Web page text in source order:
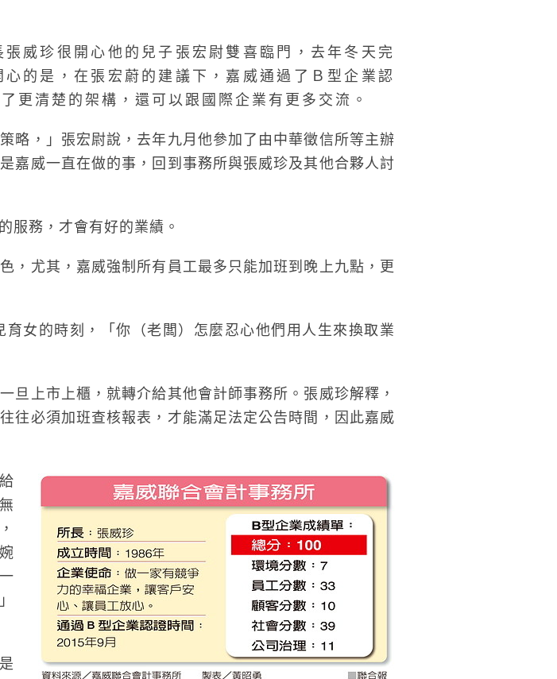
威珍很開心他的兒子張宏尉雙喜臨門，去年冬天完
的是，在張宏蔚的建議下，嘉威通過了Ｂ型企業認
更清楚的架構，還可以跟國際企業有更多交流。
略，」張宏尉說，去年九月他參加了由中華徵信所等主辦
嘉威一直在做的事，回到事務所與張威珍及其他合夥人討
服務，才會有好的業績。
，尤其，嘉威強制所有員工最多只能加班到晚上九點，更
女的時刻，「你（老闆）怎麼忍心他們用人生來換取業
旦上市上櫃，就轉介給其他會計師事務所。張威珍解釋，
往必須加班查核報表，才能滿足法定公告時間，因此嘉威